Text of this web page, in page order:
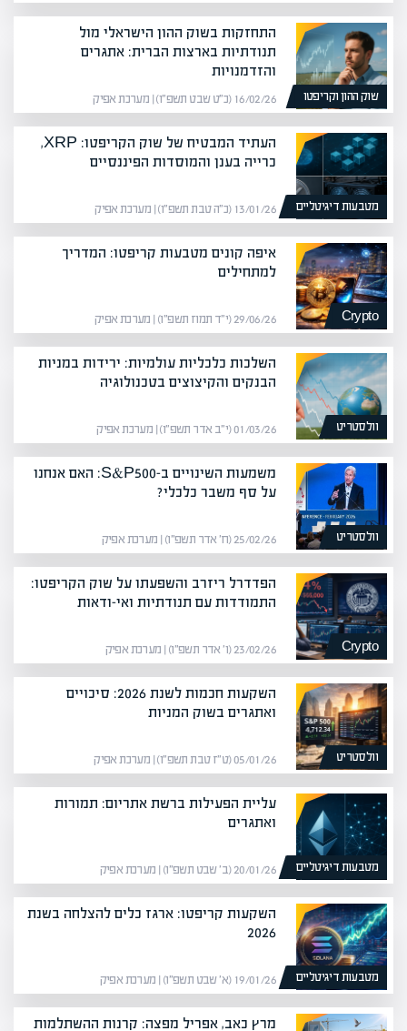
שוק ההון וקריפטו
התחזקות בשוק ההון הישראלי מול
תנודתיות בארצות הברית: אתגרים
והזדמנויות
16/02/26 (כ״ט שבט תשפ״ו) | מערכת אפיק
מטבעות דיגיטליים
העתיד המבטיח של שוק הקריפטו: XRP,
כרייה בענן והמוסדות הפיננסיים
13/01/26 (כ״ה טבת תשפ״ו) | מערכת אפיק
Crypto
איפה קונים מטבעות קריפטו: המדריך
למתחילים
29/06/26 (י״ד תמוז תשפ״ו) | מערכת אפיק
וולסטריט
השלכות כלכליות עולמיות: ירידות במניות
הבנקים והקיצוצים בטכנולוגיה
01/03/26 (י״ב אדר תשפ״ו) | מערכת אפיק
וולסטריט
משמעות השינויים ב-S&P500: האם אנחנו
על סף משבר כלכלי?
25/02/26 (ח׳ אדר תשפ״ו) | מערכת אפיק
Crypto
הפדדרל ריזרב והשפעתו על שוק הקריפטו:
התמודדות עם תנודתיות ואי-ודאות
23/02/26 (ו׳ אדר תשפ״ו) | מערכת אפיק
וולסטריט
השקעות חכמות לשנת 2026: סיכויים
ואתגרים בשוק המניות
05/01/26 (ט״ז טבת תשפ״ו) | מערכת אפיק
מטבעות דיגיטליים
עליית הפעילות ברשת אתריום: תמורות
ואתגרים
20/01/26 (ב׳ שבט תשפ״ו) | מערכת אפיק
מטבעות דיגיטליים
השקעות קריפטו: ארגז כלים להצלחה בשנת
2026
19/01/26 (א׳ שבט תשפ״ו) | מערכת אפיק
מרץ כאב, אפריל מפצה: קרנות ההשתלמות